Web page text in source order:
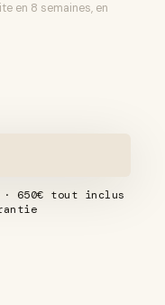
en 8 semaines, en
650€ tout inclus